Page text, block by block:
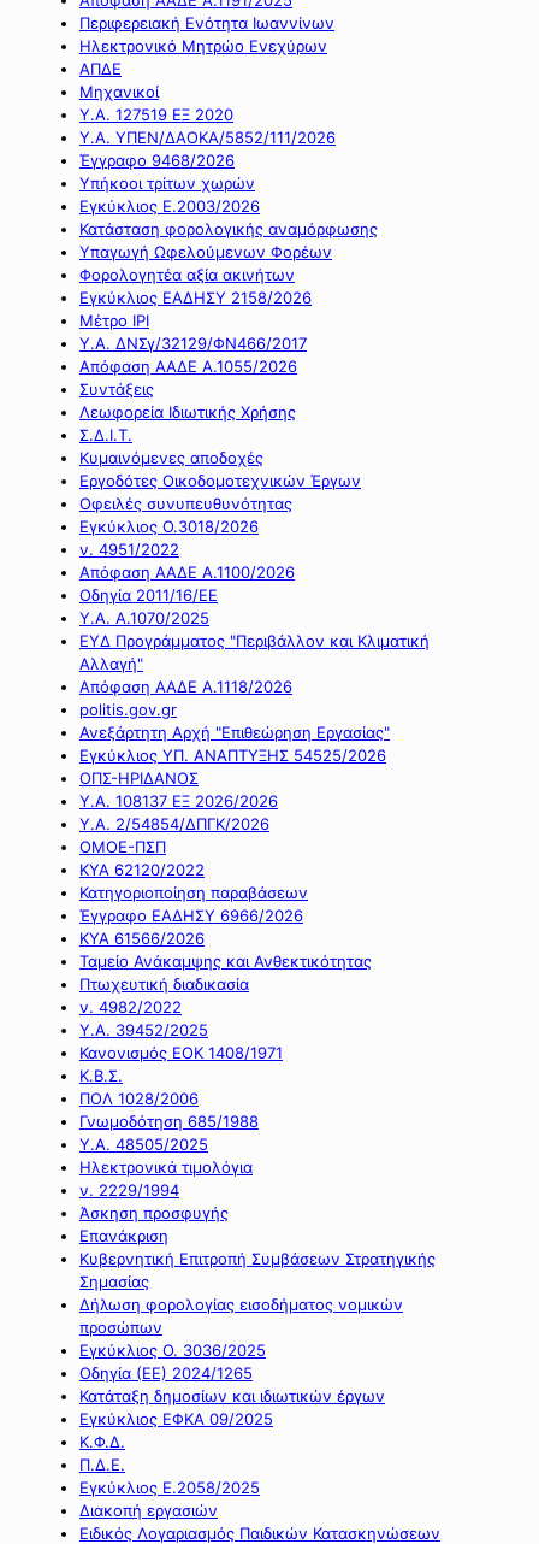
Περιφερειακή Ενότητα Ιωαννίνων
Ηλεκτρονικό Μητρώο Ενεχύρων
ΑΠΔΕ
Μηχανικοί
Υ.Α. 127519 ΕΞ 2020
Υ.Α. ΥΠΕΝ/ΔΑΟΚΑ/5852/111/2026
Έγγραφο 9468/2026
Υπήκοοι τρίτων χωρών
Εγκύκλιος Ε.2003/2026
Κατάσταση φορολογικής αναμόρφωσης
Υπαγωγή Ωφελούμενων Φορέων
Φορολογητέα αξία ακινήτων
Εγκύκλιος ΕΑΔΗΣΥ 2158/2026
Μέτρο IPI
Υ.Α. ΔΝΣγ/32129/ΦΝ466/2017
Απόφαση ΑΑΔΕ Α.1055/2026
Συντάξεις
Λεωφορεία Ιδιωτικής Χρήσης
Σ.Δ.Ι.Τ.
Κυμαινόμενες αποδοχές
Εργοδότες Οικοδομοτεχνικών Έργων
Οφειλές συνυπευθυνότητας
Εγκύκλιος Ο.3018/2026
ν. 4951/2022
Απόφαση ΑΑΔΕ Α.1100/2026
Οδηγία 2011/16/ΕΕ
Υ.Α. Α.1070/2025
ΕΥΔ Προγράμματος "Περιβάλλον και Κλιματική
Αλλαγή"
Απόφαση ΑΑΔΕ Α.1118/2026
politis.gov.gr
Ανεξάρτητη Αρχή "Επιθεώρηση Εργασίας"
Εγκύκλιος ΥΠ. ΑΝΑΠΤΥΞΗΣ 54525/2026
ΟΠΣ-ΗΡΙΔΑΝΟΣ
Υ.Α. 108137 ΕΞ 2026/2026
Υ.Α. 2/54854/ΔΠΓΚ/2026
ΟΜΟΕ-ΠΣΠ
ΚΥΑ 62120/2022
Κατηγοριοποίηση παραβάσεων
Έγγραφο ΕΑΔΗΣΥ 6966/2026
ΚΥΑ 61566/2026
Ταμείο Ανάκαμψης και Ανθεκτικότητας
Πτωχευτική διαδικασία
ν. 4982/2022
Υ.Α. 39452/2025
Κανονισμός ΕΟΚ 1408/1971
Κ.Β.Σ.
ΠΟΛ 1028/2006
Γνωμοδότηση 685/1988
Υ.Α. 48505/2025
Ηλεκτρονικά τιμολόγια
ν. 2229/1994
Άσκηση προσφυγής
Επανάκριση
Κυβερνητική Επιτροπή Συμβάσεων Στρατηγικής
Σημασίας
Δήλωση φορολογίας εισοδήματος νομικών
προσώπων
Εγκύκλιος Ο. 3036/2025
Οδηγία (ΕΕ) 2024/1265
Κατάταξη δημοσίων και ιδιωτικών έργων
Εγκύκλιος ΕΦΚΑ 09/2025
Κ.Φ.Δ.
Π.Δ.Ε.
Εγκύκλιος Ε.2058/2025
Διακοπή εργασιών
Ειδικός Λογαριασμός Παιδικών Κατασκηνώσεων